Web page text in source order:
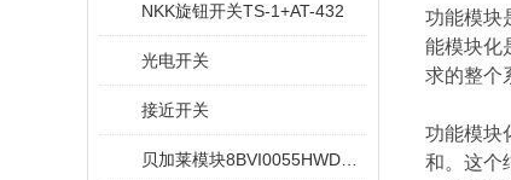
NKK旋钮开关TS-1+AT-432
光电开关
接近开关
功能模块
能模块化
求的整个
功能模块
和。这个